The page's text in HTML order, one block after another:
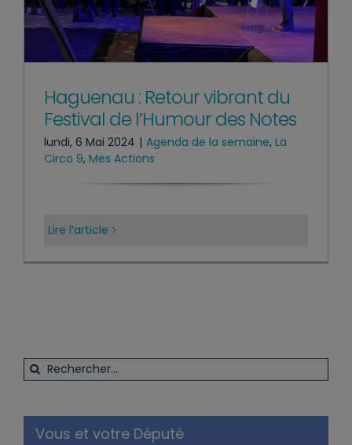
Haguenau : Retour vibrant du
Festival de l’Humour des Notes
lundi, 6 Mai 2024 | Agenda de la semaine, La
Circo 9, Mes Actions
Lire l’article
Rechercher:
Vous et votre Député